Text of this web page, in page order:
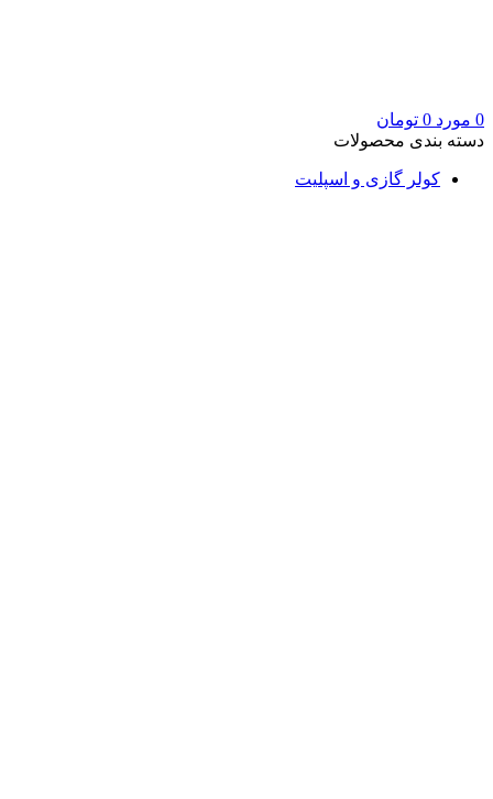
0 مورد 0 تومان
دسته بندی محصولات
کولر گازی و اسپلیت